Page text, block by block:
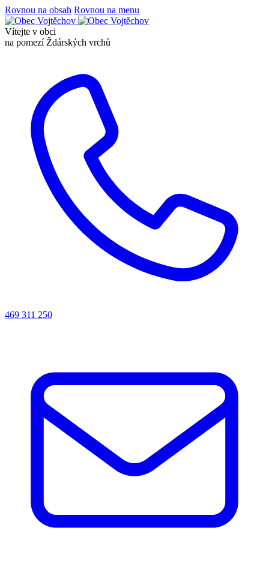
Rovnou na obsah Rovnou na menu
Vítejte v obci
na pomezí Ždárských vrchů
469 311 250